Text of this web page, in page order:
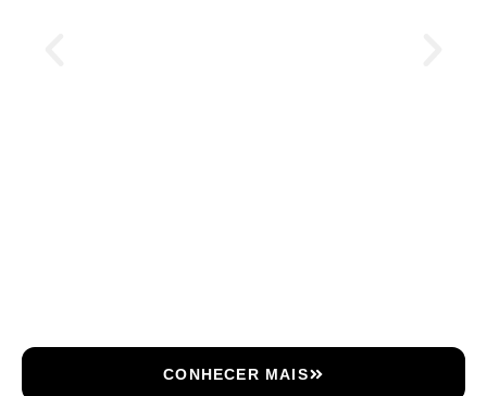
CONHECER MAIS